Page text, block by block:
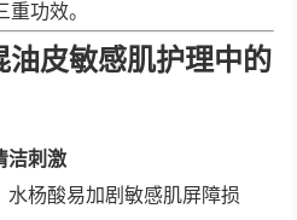
功效。
油皮敏感肌护理中的
洁刺激
水杨酸易加剧敏感肌屏障损